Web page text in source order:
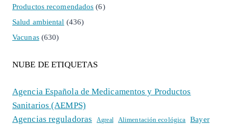
Productos recomendados (6)
Salud ambiental (436)
Vacunas(630)
NUBE DE ETIQUETAS
Agencia Española de Medicamentos y Productos
Sanitarios (AEMPS)
Agencias reguladoras
Agreal Alimentación ecológica Bayer